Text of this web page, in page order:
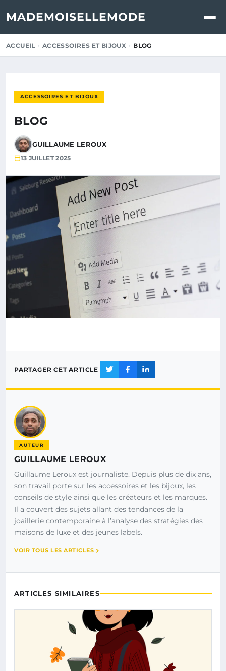
MADEMOISELLEMODE
ACCUEIL ACCESSOIRES ET BIJOUX BLOG
ACCESSOIRES ET BIJOUX
BLOG
GUILLAUME LEROUX
13 JUILLET 2025
PARTAGER CET ARTICLE
AUTEUR
GUILLAUME LEROUX
Guillaume Leroux est journaliste. Depuis plus de dix ans,
son travail porte sur les accessoires et les bijoux, les
conseils de style ainsi que les créateurs et les marques.
Il a couvert des sujets allant des tendances de la
joaillerie contemporaine à l’analyse des stratégies des
maisons de luxe et des jeunes labels.
VOIR TOUS LES ARTICLES
ARTICLES SIMILAIRES